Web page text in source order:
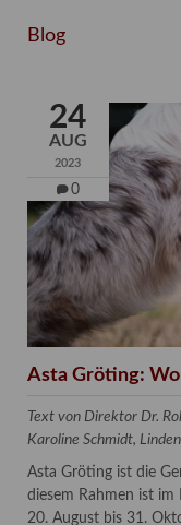
Blog
24
AUG
2023
0
Asta Gröting:
Text von Direktor Dr.
Karoline Schmidt,
Asta Gröting ist die
diesem Rahmen ist im
20. August bis 31.